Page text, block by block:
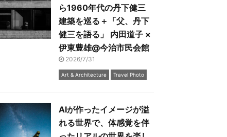
ら1960年代の丹下健三
建築を巡る＋「父、丹下
健三を語る」 内田道子 ×
伊東豊雄@今治市民会館
2026/7/31
Art & Architecture Travel Photo
AIが作ったイメージが溢
れる世界で、体感覚を伴